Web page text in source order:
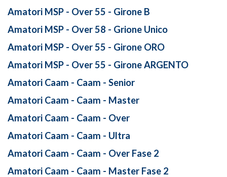
Amatori MSP - Over 55 - Girone B
Amatori MSP - Over 58 - Grione Unico
Amatori MSP - Over 55 - Girone ORO
Amatori MSP - Over 55 - Girone ARGENTO
Amatori Caam - Caam - Senior
Amatori Caam - Caam - Master
Amatori Caam - Caam - Over
Amatori Caam - Caam - Ultra
Amatori Caam - Caam - Over Fase 2
Amatori Caam - Caam - Master Fase 2